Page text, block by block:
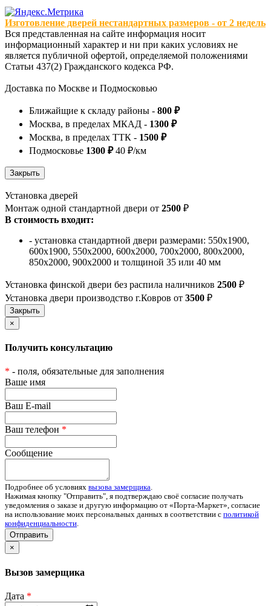
Изготовление дверей нестандартных размеров - от 2 недель
Вся представленная на сайте информация носит
информационный характер и ни при каких условиях не
является публичной офертой, определяемой положениями
Статьи 437(2) Гражданского кодекса РФ.
Доставка по Москве и Подмосковью
Ближайщие к складу районы - 800 ₽
Москва, в пределах МКАД - 1300 ₽
Москва, в пределах ТТК - 1500 ₽
Подмосковье 1300 ₽40 ₽/км
Установка дверей
Монтаж одной стандартной двери от 2500 ₽
В стоимость входит:
- установка стандартной двери размерами: 550х1900,
600х1900, 550х2000, 600х2000, 700х2000, 800х2000,
850х2000, 900х2000 и толщиной 35 или 40 мм
Установка финской двери без распила наличников 2500 ₽
Установка двери производство г.Ковров от 3500 ₽
×
Получить консультацию
* - поля, обязательные для заполнения
Ваше имя
Ваш E-mail
Ваш телефон *
Сообщение
Подробнее об условиях вызова замерщика.
Нажимая кнопку "Отправить", я подтверждаю своё согласие получать
уведомления о заказе и другую информацию от «Порта-Маркет», согласие
на использование моих персональных данных в соответствии с политикой
конфиденциальности.
Отправить
×
Вызов замерщика
Дата *